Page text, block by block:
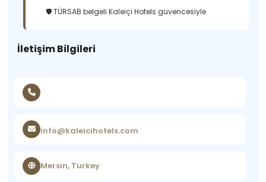
🛡️ TÜRSAB belgeli Kaleiçi Hotels güvencesiyle
İletişim Bilgileri
info@kaleicihotels.com
Mersin, Turkey